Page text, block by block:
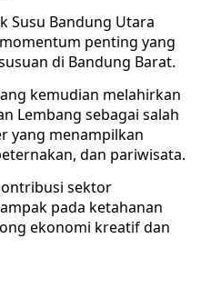
Susu Bandung Utara
penting yang
di Bandung Barat.
kemudian melahirkan
Lembang sebagai salah
yang menampilkan
dan pariwisata.
sektor
pada ketahanan
ekonomi kreatif dan